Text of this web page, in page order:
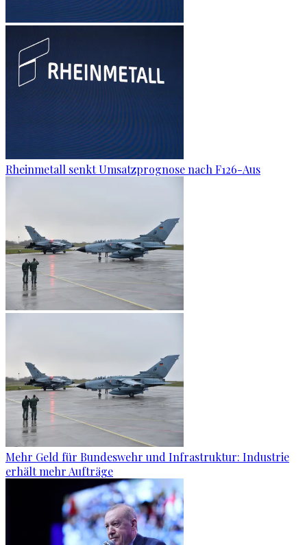
Rheinmetall senkt Umsatzprognose nach F126-Aus
Mehr Geld für Bundeswehr und Infrastruktur: Industrie
erhält mehr Aufträge